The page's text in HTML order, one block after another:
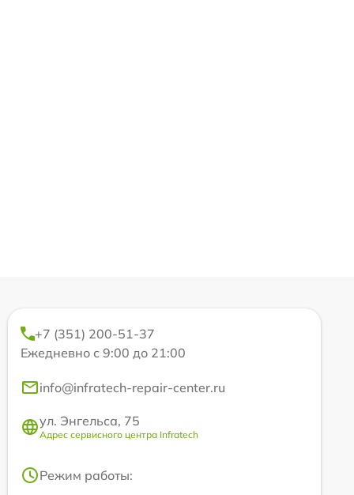
+7 (351) 200-51-37
Ежедневно с 9:00 до 21:00
info@infratech-repair-center.ru
ул. Энгельса, 75
Адрес сервисного центра Infratech
Режим работы: